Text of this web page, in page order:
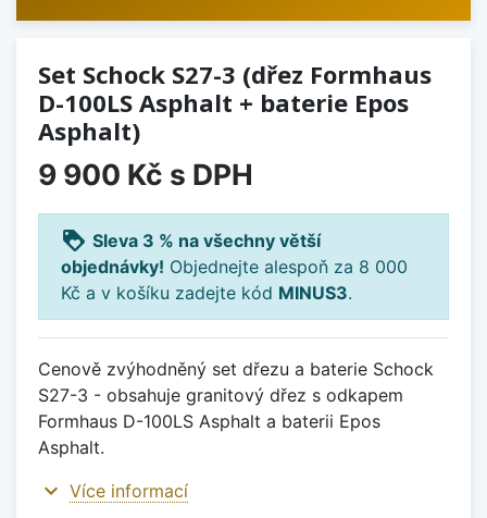
Set Schock S27-3 (dřez Formhaus
D-100LS Asphalt + baterie Epos
Asphalt)
9 900 Kč s DPH
loyalty Sleva 3 % na všechny větší
objednávky! Objednejte alespoň za 8 000
Kč a v košíku zadejte kód MINUS3.
Cenově zvýhodněný set dřezu a baterie Schock
S27-3 - obsahuje granitový dřez s odkapem
Formhaus D-100LS Asphalt a baterii Epos
Asphalt.
expand_more Více informací